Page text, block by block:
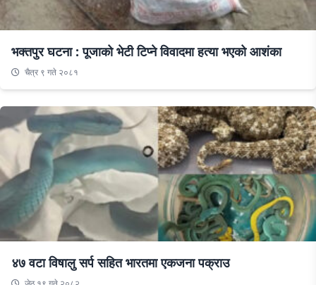
भक्तपुर घटना : पूजाको भेटी टिप्ने विवादमा हत्या भएको आशंका
चैत्र ९ गते २०८१
४७ वटा विषालु सर्प सहित भारतमा एकजना पक्राउ